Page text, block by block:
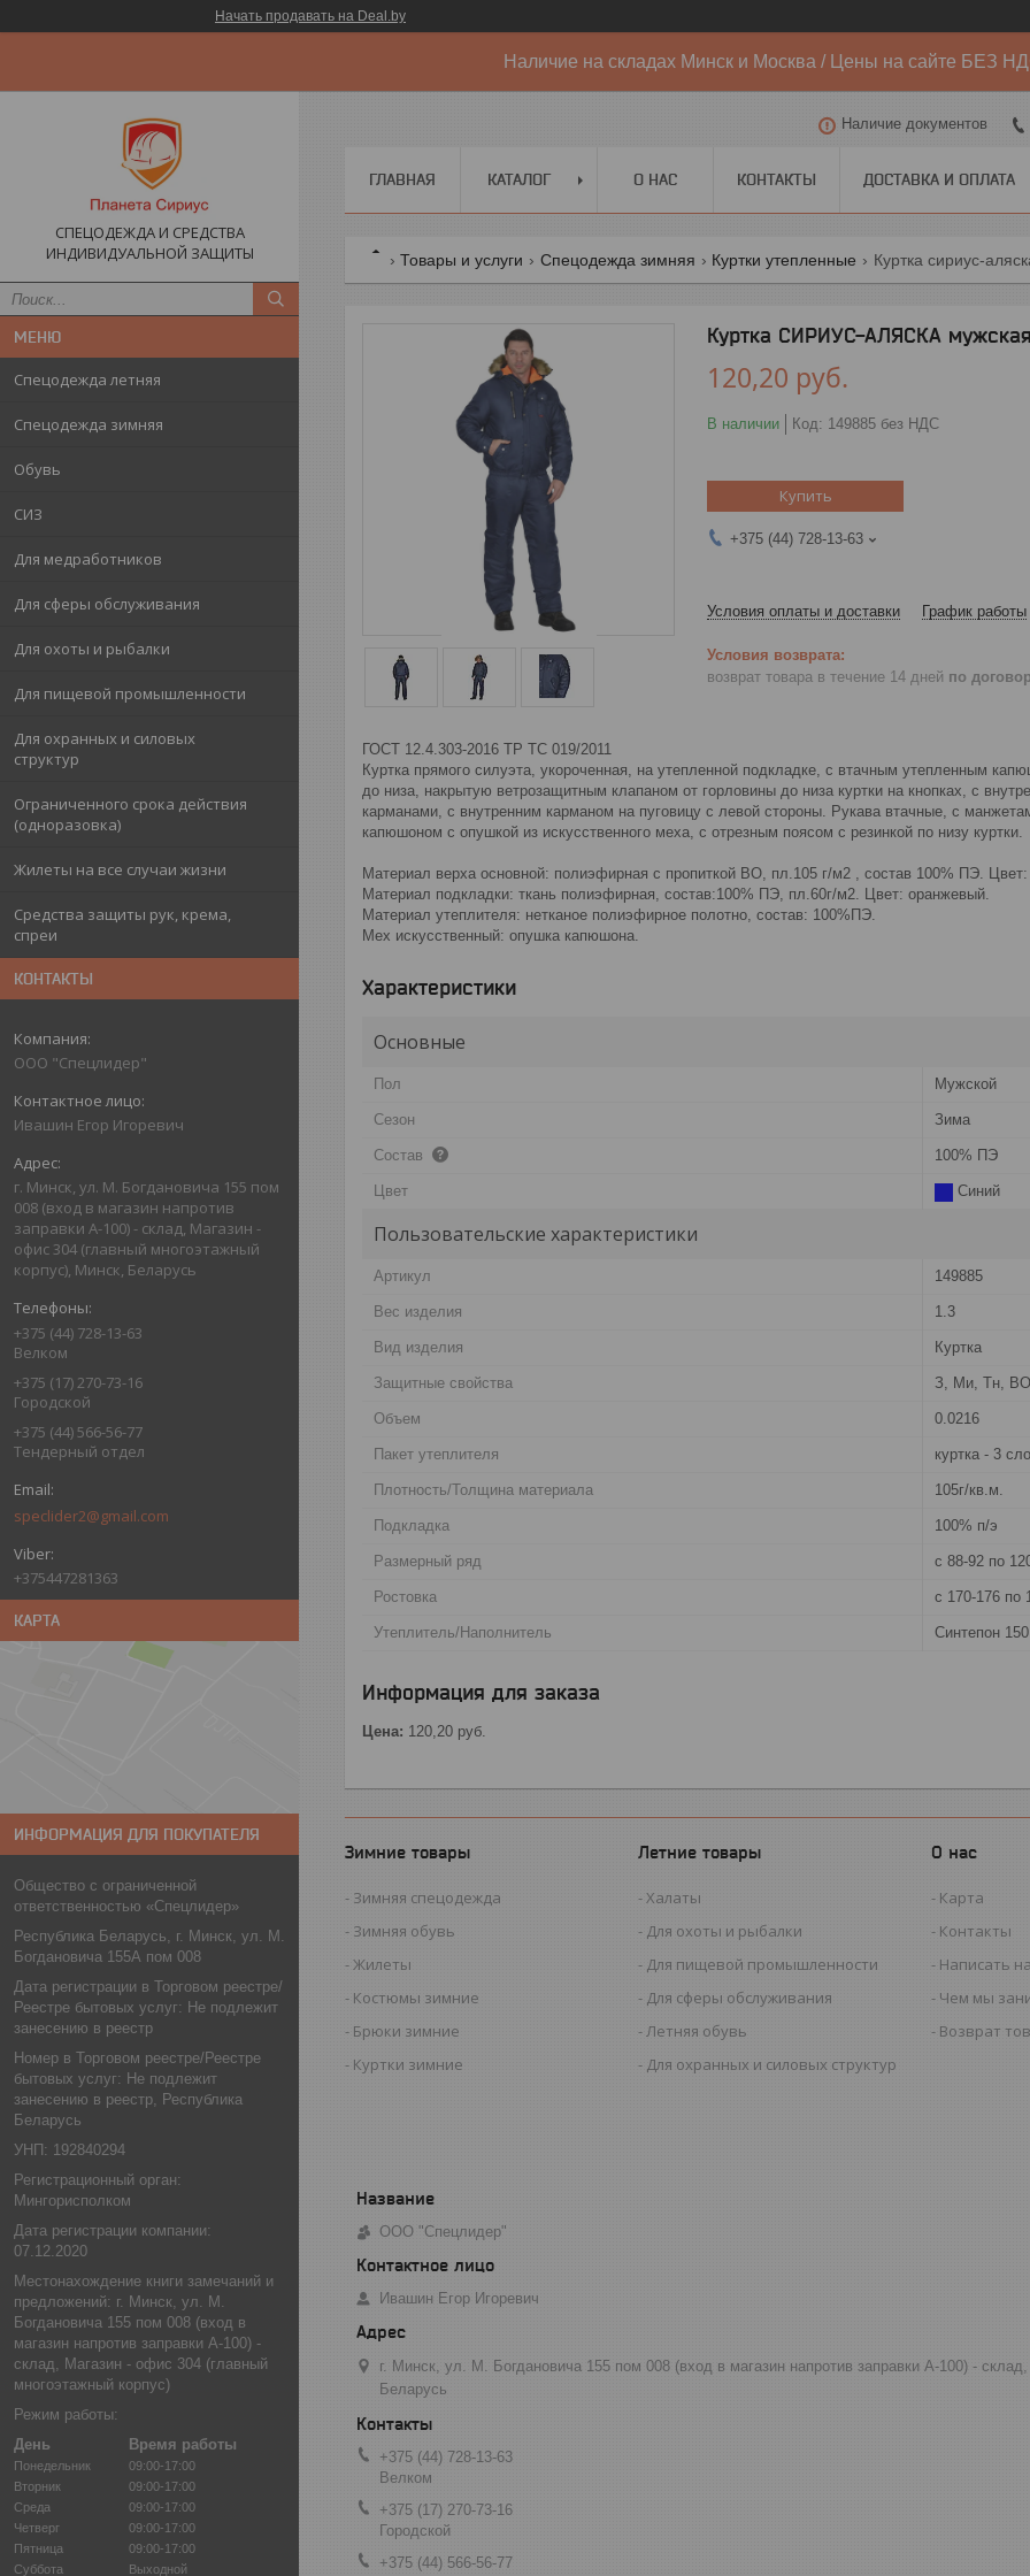
Начать продавать на Deal.by
Наличие на складах Минск и Москва / Цены на сайте БЕЗ
СПЕЦОДЕЖДА И СРЕДСТВА
ИНДИВИДУАЛЬНОЙ ЗАЩИТЫ
Спецодежда летняя
Спецодежда зимняя
Обувь
СИЗ
Для медработников
Для сферы обслуживания
Для охоты и рыбалки
Для пищевой промышленности
Для охранных и силовых
структур
Ограниченного срока действия
(одноразовка)
Жилеты на все случаи жизни
Средства защиты рук, крема,
спреи
КОНТАКТЫ
ООО "Спецлидер"
Ивашин Егор Игоревич
г. Минск, ул. М. Богдановича 155 пом
008 (вход в магазин напротив
заправки А-100) - склад, Магазин -
офис 304 (главный многоэтажный
корпус), Минск, Беларусь
+375 (44) 728-13-63
Велком
+375 (17) 270-73-16
Городской
+375 (44) 566-56-77
Тендерный отдел
speclider2@gmail.com
+375447281363
КАРТА
ИНФОРМАЦИЯ ДЛЯ ПОКУПАТЕЛЯ
Общество с ограниченной
ответственностью «Спецлидер»
Республика Беларусь, г. Минск, ул. М.
Богдановича 155А пом 008
Дата регистрации в Торговом реестре/
Реестре бытовых услуг: Не подлежит
занесению в реестр
Номер в Торговом реестре/Реестре
бытовых услуг: Не подлежит
занесению в реестр, Республика
Беларусь
УНП: 192840294
Регистрационный орган:
Мингорисполком
Дата регистрации компании:
07.12.2020
Местонахождение книги замечаний и
предложений: г. Минск, ул. М.
Богдановича 155 пом 008 (вход в
магазин напротив заправки А-100) -
склад, Магазин - офис 304 (главный
многоэтажный корпус)
Режим работы:
День
Время работы
Понедельник
09:00-17:00
Вторник
09:00-17:00
Среда
09:00-17:00
Четверг
09:00-17:00
Пятница
09:00-17:00
Суббота
Выходной
Наличие документов
ГЛАВНАЯ КАТАЛОГ О НАС КОНТАКТЫ ДОСТАВКА И ОПЛАТА
Товары и услуги Спецодежда зимняя Куртки утепленные Куртка сириус-
Куртка СИРИУС-АЛЯСКА
120,20 руб.
В наличии Код: 149885 без НДС
Купить
+375 (44) 728-13-63
Условия оплаты и доставки График работы
возврат товара в течение 14 дней по
ГОСТ 12.4.303-2016 ТР ТС 019/2011
Куртка прямого силуэта, укороченная, на утепленной подкладке, с втачным утепленным
до низа, накрытую ветрозащитным клапаном от горловины до низа куртки на кнопках, с
карманами, с внутренним карманом на пуговицу с левой стороны. Рукава втачные, с
капюшоном с опушкой из искусственного меха, с отрезным поясом с резинкой по низу куртки.
Материал верха основной: полиэфирная с пропиткой ВО, пл.105 г/м2 , состав 100% ПЭ.
Материал подкладки: ткань полиэфирная, состав:100% ПЭ, пл.60г/м2. Цвет: оранжевый.
Материал утеплителя: нетканое полиэфирное полотно, состав: 100%ПЭ.
Мех искусственный: опушка капюшона.
Характеристики
Основные
Пол Мужской
Сезон Зима
Состав 100% ПЭ
Цвет Синий
Пользовательские характеристики
Артикул 149885
Вес изделия 1.3
Вид изделия Куртка
Защитные свойства З, Ми, Тн, ВО
Объем 0.0216
Пакет утеплителя куртка - 3
Плотность/Толщина материала 105г/кв.м.
Подкладка 100% п/э
Размерный ряд с 88-92 по
Ростовка с 170-176 по
Утеплитель/Наполнитель Синтепон
Информация для заказа
Цена: 120,20 руб.
Зимние товары
Зимняя спецодежда
Зимняя обувь
Жилеты
Костюмы зимние
Брюки зимние
Куртки зимние
Летние товары
Халаты
Для охоты и рыбалки
Для пищевой промышленности
Для сферы обслуживания
Летняя обувь
Для охранных и силовых структур
О нас
Карта
Контакты
Написать
Чем мы
Возврат
ООО "Спецлидер"
Ивашин Егор Игоревич
г. Минск, ул. М. Богдановича 155 пом 008 (вход в магазин напротив заправки А-100) -
Беларусь
+375 (44) 728-13-63
Велком
+375 (17) 270-73-16
Городской
+375 (44) 566-56-77